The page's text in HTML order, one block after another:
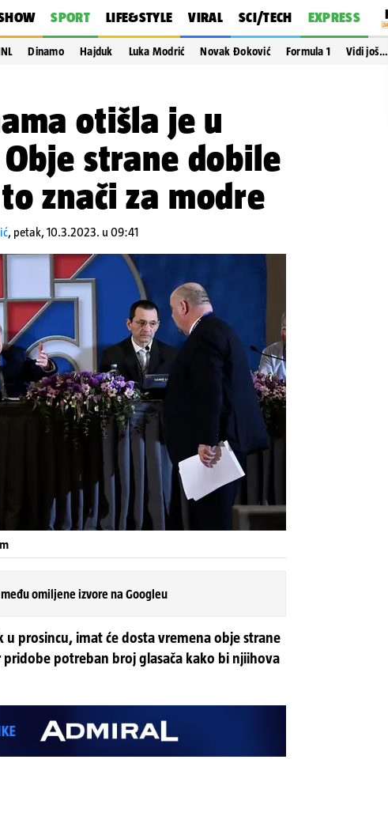
SPORT LIFE&STYLE VIRAL SCI/TECH EXPRESS
Dinamo Hajduk Luka Modrić Novak Đoković Formula 1 Vidi još…
otišla je u
strane dobile
znači za modre
, petak, 10.3.2023. u 09:41
omiljene izvore na Googleu
u prosincu, imat će dosta vremena obje strane
potreban broj glasača kako bi njiihova